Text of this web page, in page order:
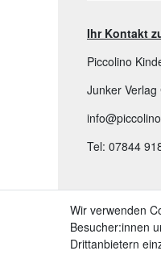
Ihr Kontakt
Piccolino
Junker
Tel: 07844
TOP
➤
Wir verwenden
Besucher:innen
Drittanbietern